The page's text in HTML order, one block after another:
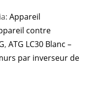
Appareil
contre
,ATG LC30 Blanc –
par inverseur de